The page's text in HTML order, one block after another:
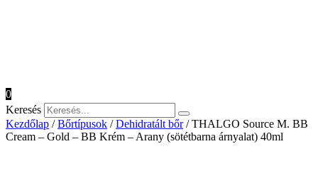
0
Keresés
Kezdőlap /Bőrtípusok /Dehidratált bőr/ THALGO Source M. BB
Cream – Gold – BB Krém – Arany (sötétbarna árnyalat) 40ml